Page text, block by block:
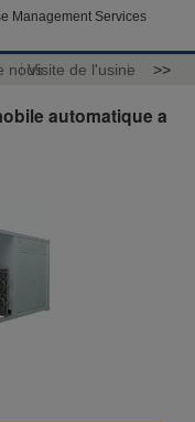
Management Services
nousVisite de l'usine >>
automatique a